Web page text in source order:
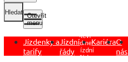
Hledat
Otevřít
menu
Jízdenky a
tarify
Jízdní
řády
Otevřít
podmenu
Jízdní
řády
KariéraO
nás